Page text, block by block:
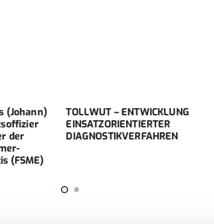
TOLLWUT – ENTWICKLUNG
EINSATZORIENTIERTER
DIAGNOSTIKVERFAHREN
„Gute“
Pandemien